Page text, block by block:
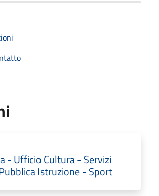
- Ufficio Cultura - Servizi
Istruzione - Sport